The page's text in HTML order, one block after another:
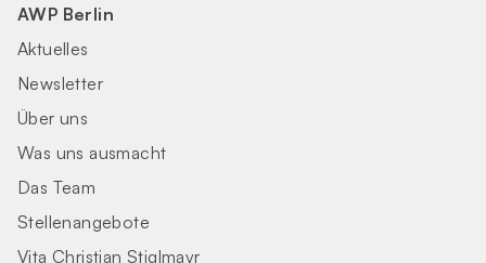
AWP Berlin
Aktuelles
Newsletter
Über uns
Was uns ausmacht
Das Team
Stellenangebote
Vita Christian Stiglmayr